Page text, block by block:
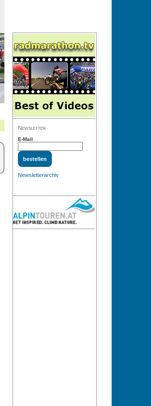
Newsletter
E-Mail
Newsletterarchiv